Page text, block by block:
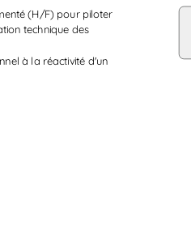
(H/F) pour piloter
technique des
à la réactivité d'un